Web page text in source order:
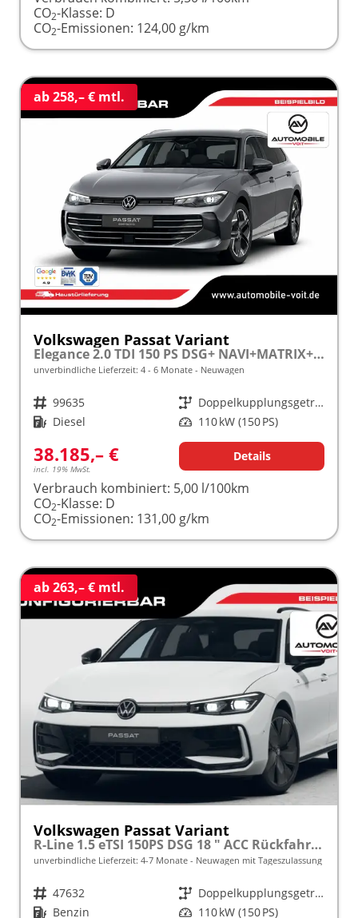
CO2-Klasse: D
CO2-Emissionen: 124,00 g/km
ab 258,– € mtl.
Volkswagen Passat Variant
Elegance 2.0 TDI 150 PS DSG+ NAVI+MATRIX+MASSAGE+ACC+KAMERA frei konfigurierbar!
unverbindliche Lieferzeit: 4 - 6 Monate Neuwagen
Fahrzeugnr. 99635 Getriebe
Doppelkupplungsgetriebe (DSG)
Kraftstoff Diesel Leistung 110 kW (150 PS)
38.185,– €
incl. 19% MwSt.
Details
Verbrauch kombiniert: 5,00 l/100km
CO2-Klasse: D
CO2-Emissionen: 131,00 g/km
ab 263,– € mtl.
Volkswagen Passat Variant
R-Line 1.5 eTSI 150PS DSG 18 " ACC Rückfahrkamera Wireless LED App-Connect
unverbindliche Lieferzeit: 4-7 Monate Neuwagen mit Tageszulassung
Fahrzeugnr. 47632 Getriebe
Doppelkupplungsgetriebe (DSG)
Kraftstoff Benzin Leistung 110 kW (150 PS)